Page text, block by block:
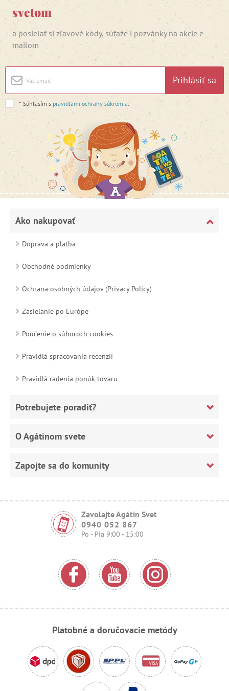
svetom
a posielať si zľavové kódy, súťaže i pozvánky na akcie e-
mailom
Prihlásiť sa
* Súhlasím s pravidlami ochrany súkromia.
Ako nakupovať
Doprava a platba
Obchodné podmienky
Ochrana osobných údajov (Privacy Policy)
Zasielanie po Európe
Poučenie o súboroch cookies
Pravidlá spracovania recenzií
Pravidlá radenia ponúk tovaru
Potrebujete poradiť?
O Agátinom svete
Zapojte sa do komunity
Zavolajte Agátin Svet
0940 052 867
Po - Pia 9:00 - 15:00
Platobné a doručovacie metódy